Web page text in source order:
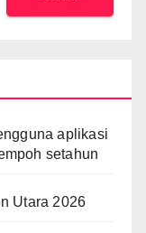
aplikasi
setahun
Utara 2026